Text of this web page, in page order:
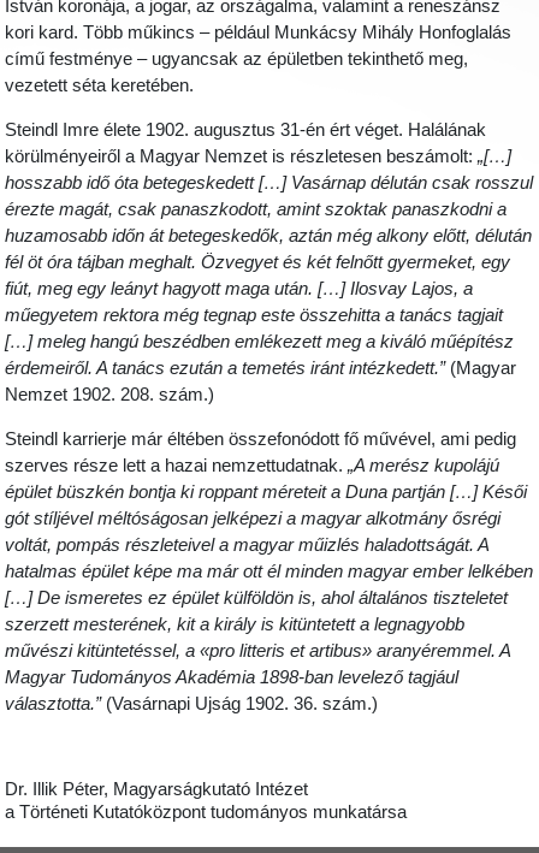
István koronája, a jogar, az országalma, valamint a reneszánsz
kori kard. Több műkincs – például Munkácsy Mihály Honfoglalás
című festménye – ugyancsak az épületben tekinthető meg,
vezetett séta keretében.
Steindl Imre élete 1902. augusztus 31-én ért véget. Halálának
körülményeiről a Magyar Nemzet is részletesen beszámolt:„[…]
hosszabb idő óta betegeskedett […] Vasárnap délután csak rosszul
érezte magát, csak panaszkodott, amint szoktak panaszkodni a
huzamosabb időn át betegeskedők, aztán még alkony előtt, délután
fél öt óra tájban meghalt. Özvegyet és két felnőtt gyermeket, egy
fiút, meg egy leányt hagyott maga után. […] Ilosvay Lajos, a
műegyetem rektora még tegnap este összehitta a tanács tagjait
[…] meleg hangú beszédben emlékezett meg a kiváló műépítész
érdemeiről. A tanács ezután a temetés iránt intézkedett.”(Magyar
Nemzet 1902. 208. szám.)
Steindl karrierje már éltében összefonódott fő művével, ami pedig
szerves része lett a hazai nemzettudatnak.„A merész kupolájú
épület büszkén bontja ki roppant méreteit a Duna partján […] Késői
gót stíljével méltóságosan jelképezi a magyar alkotmány ősrégi
voltát, pompás részleteivel a magyar műizlés haladottságát. A
hatalmas épület képe ma már ott él minden magyar ember lelkében
[…] De ismeretes ez épület külföldön is, ahol általános tiszteletet
szerzett mesterének, kit a király is kitüntetett a legnagyobb
művészi kitüntetéssel, a «pro litteris et artibus» aranyéremmel. A
Magyar Tudományos Akadémia 1898-ban levelező tagjául
választotta.”(Vasárnapi Ujság 1902. 36. szám.)
Dr. Illik Péter, Magyarságkutató Intézet
a Történeti Kutatóközpont tudományos munkatársa